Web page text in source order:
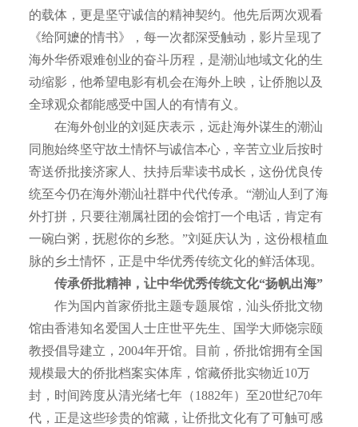
的载体，更是坚守诚信的精神契约。他先后两次观看
《给阿嬷的情书》，每一次都深受触动，影片呈现了
海外华侨艰难创业的奋斗历程，是潮汕地域文化的生
动缩影，他希望电影有机会在海外上映，让侨胞以及
全球观众都能感受中国人的有情有义。
在海外创业的刘延庆表示，远赴海外谋生的潮汕
同胞始终坚守故土情怀与诚信本心，辛苦立业后按时
寄送侨批接济家人、扶持后辈读书成长，这份优良传
统至今仍在海外潮汕社群中代代传承。“潮汕人到了海
外打拼，只要往潮属社团的会馆打一个电话，肯定有
一碗白粥，抚慰你的乡愁。”刘延庆认为，这份根植血
脉的乡土情怀，正是中华优秀传统文化的鲜活体现。
传承侨批精神，让中华优秀传统文化“扬帆出海”
作为国内首家侨批主题专题展馆，汕头侨批文物
馆由香港知名爱国人士庄世平先生、国学大师饶宗颐
教授倡导建立，2004年开馆。目前，侨批馆拥有全国
规模最大的侨批档案实体库，馆藏侨批实物近10万
封，时间跨度从清光绪七年（1882年）至20世纪70年
代，正是这些珍贵的馆藏，让侨批文化有了可触可感